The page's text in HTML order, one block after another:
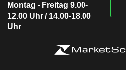
Montag - Freitag 9.00-
12.00 Uhr / 14.00-18.00
Uhr